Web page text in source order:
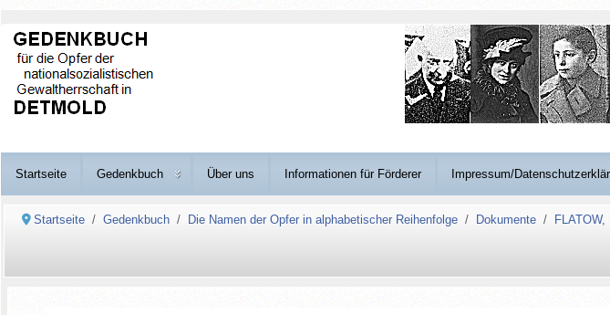
Startseite Gedenkbuch Über uns Informationen für Förderer Impressum/
Startseite Gedenkbuch Die Namen der Opfer in alphabetischer Reihenfolge Dokumente FLATOW,